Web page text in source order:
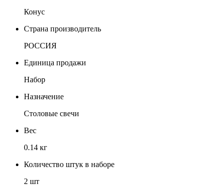
Конус
Страна производитель
РОССИЯ
Единица продажи
Набор
Назначение
Столовые свечи
Вес
0.14 кг
Количество штук в наборе
2 шт